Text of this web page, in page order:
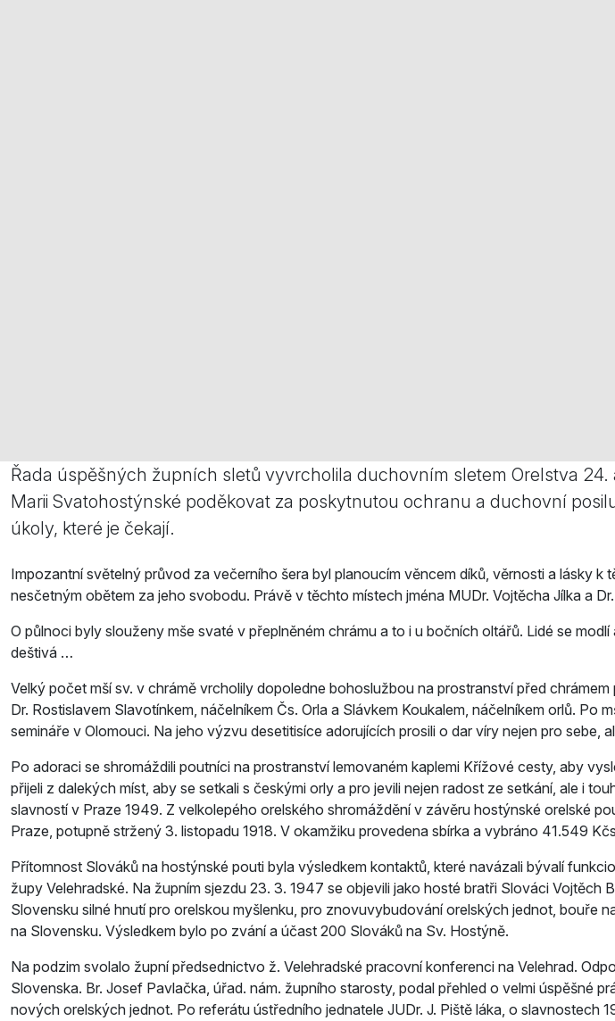
Řada úspěšných župních sletů vyvrcholila duchovním sletem Orelstva
Marii Svatohostýnské poděkovat za poskytnutou ochranu a duchovní
úkoly, které je čekají.
Impozantní světelný průvod za večerního šera byl planoucím věncem díků, věrnosti a lásky
nesčetným obětem za jeho svobodu. Právě v těchto místech jména MUDr. Vojtěcha Jílka a
O půlnoci byly slouženy mše svaté v přeplněném chrámu a to i u bočních oltářů. Lidé se
deštivá …
Velký počet mší sv. v chrámě vrcholily dopoledne bohoslužbou na prostranství před
Dr. Rostislavem Slavotínkem, náčelníkem Čs. Orla a Slávkem Koukalem, náčelníkem orlů.
semináře v Olomouci. Na jeho výzvu desetitisíce adorujících prosili o dar víry nejen pro sebe,
Po adoraci se shromáždili poutníci na prostranství lemovaném kaplemi Křížové cesty, aby
přijeli z dalekých míst, aby se setkali s českými orly a pro­ jevili nejen radost ze setkání, ale i
slavností v Praze 1949. Z velkolepého orelského shromáždění v závěru hostýnské orelské
Praze, potupně stržený 3. listopadu 1918. V okamžiku provedena sbírka a vybráno 41.549
Přítomnost Slováků na hostýnské pouti byla výsledkem kontaktů, které navázali bývalí
župy Velehradské. Na župním sjezdu 23. 3. 1947 se objevili jako hosté bratři Slováci
Slovensku silné hnutí pro orelskou myšlenku, pro znovuvybudování orelských jednot, bouře
na Slovensku. Výsledkem bylo po­ zvání a účast 200 Slováků na Sv. Hostýně.
Na podzim svolalo župní předsednictvo ž. Velehradské pracovní konferenci na Velehrad.
Slovenska. Br. Josef Pavlačka, úřad. nám. župního starosty, podal přehled o velmi úspěšné
nových orelských jednot. Po referátu ústředního jednatele JUDr. J. Piště­ láka, o slavnostech